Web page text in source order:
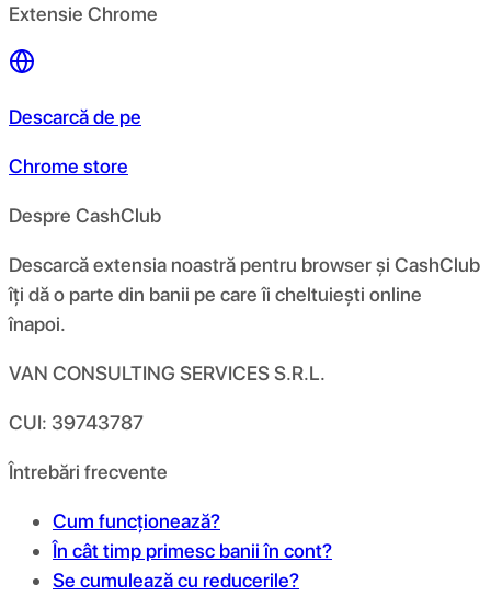
Extensie Chrome
Descarcă de pe
Chrome store
Despre CashClub
Descarcă extensia noastră pentru browser și CashClub
îți dă o parte din banii pe care îi cheltuiești online
înapoi.
VAN CONSULTING SERVICES S.R.L.
CUI: 39743787
Întrebări frecvente
Cum funcționează?
În cât timp primesc banii în cont?
Se cumulează cu reducerile?